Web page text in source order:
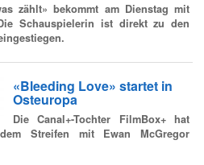
zählt» bekommt am Dienstag mit
Schauspielerin ist direkt zu den
«Bleeding Love» startet in
Osteuropa
Die Canal+-Tochter FilmBox+ hat
Streifen mit Ewan McGregor